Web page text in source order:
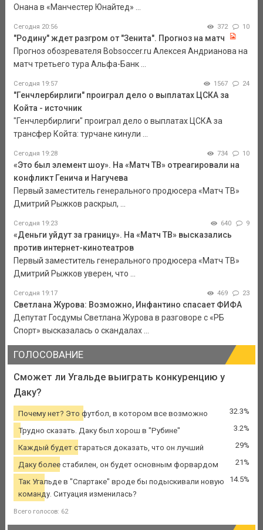
Онана в «Манчестер Юнайтед» ...
Сегодня 20:56 372 10
"Родину" ждет разгром от "Зенита". Прогноз на матч
Прогноз обозревателя Bobsoccer.ru Алексея Андрианова на
матч третьего тура Альфа-Банк ...
Сегодня 19:57 1567 24
"Генчлербирлиги" проиграл дело о выплатах ЦСКА за
Койта - источник
"Генчлербирлиги" проиграл дело о выплатах ЦСКА за
трансфер Койта: турчане кинули ...
Сегодня 19:28 734 10
«Это был элемент шоу». На «Матч ТВ» отреагировали на
конфликт Генича и Нагучева
Первый заместитель генерального продюсера «Матч ТВ»
Дмитрий Рыжков раскрыл, ...
Сегодня 19:23 640 9
«Деньги уйдут за границу». На «Матч ТВ» высказались
против интернет-кинотеатров
Первый заместитель генерального продюсера «Матч ТВ»
Дмитрий Рыжков уверен, что ...
Сегодня 19:17 469 23
Светлана Журова: Возможно, Инфантино спасает ФИФА
Депутат Госдумы Светлана Журова в разговоре с «РБ
Спорт» высказалась о скандалах ...
ГОЛОСОВАНИЕ
Сможет ли Угальде выиграть конкуренцию у
Даку?
Почему нет? Это футбол, в котором все возможно 32.3%
Трудно сказать. Даку был хорош в "Рубине" 3.2%
Каждый будет стараться доказать, что он лучший 29%
Даку более стабилен, он будет основным форвардом 21%
Так Угальде в "Спартаке" вроде бы подыскивали новую
команду. Ситуация изменилась?
14.5%
Всего голосов: 62